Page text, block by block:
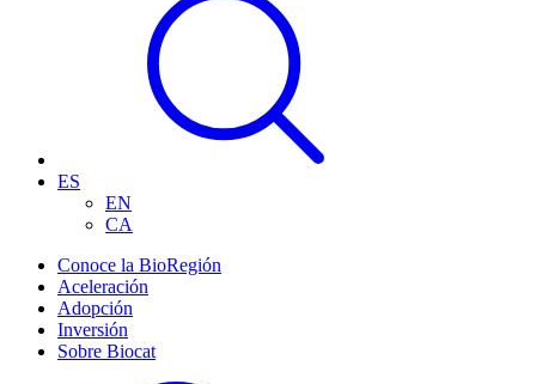
ES
EN
CA
Conoce la BioRegión
Aceleración
Adopción
Inversión
Sobre Biocat